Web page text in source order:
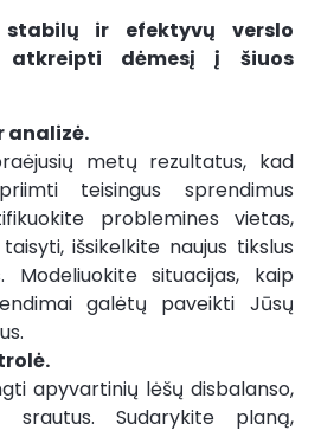
ir efektyvų verslo
atkreipti dėmesį į šiuos
analizė.
metų rezultatus, kad
teisingus sprendimus
problemines vietas,
išsikelkite naujus tikslus
Modeliuokite situacijas, kaip
galėtų paveikti Jūsų
apyvartinių lėšų disbalanso,
srautus. Sudarykite planą,